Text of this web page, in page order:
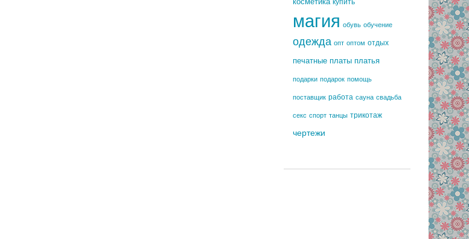
купить
магия обувь обучение
одежда опт оптом отдых
печатные платы платья
подарки подарок помощь
поставщик работа сауна свадьба
секс спорт танцы трикотаж
чертежи